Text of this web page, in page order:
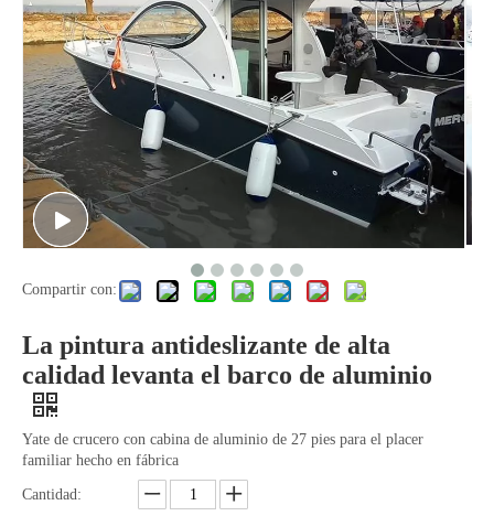
Barco de aluminio de alta calidad con chorro de arena en alta mar Barco de ocio de pesca con cabina completa de aluminio de 7m y 23 pies
Barco de aluminio Barco de aluminio
Compartir con:
La pintura antideslizante de alta
calidad levanta el barco de aluminio
Yate de crucero con cabina de aluminio de 27 pies para el placer
familiar hecho en fábrica
Cantidad: